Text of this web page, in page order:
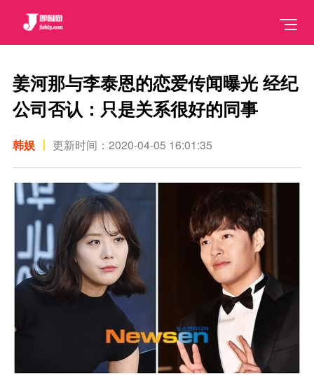
姜河那与李泰恩的恋爱传闻曝光 经纪
公司否认：只是关系很好的同事
韩娱 更新时间：2020-04-05 16:01:35